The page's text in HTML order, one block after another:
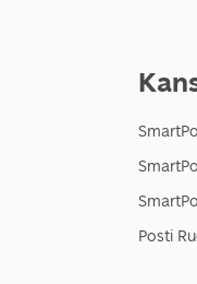
Posti